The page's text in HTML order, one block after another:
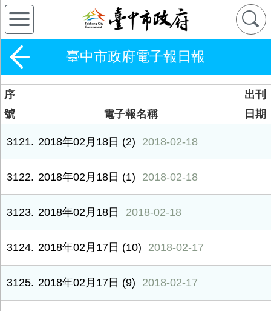
臺中市政府電子報日報
序
號
電子報名稱
出刊
日期
3121 2018年02月18日 (2) 2018-02-18
3122 2018年02月18日 (1) 2018-02-18
3123 2018年02月18日 2018-02-18
3124 2018年02月17日 (10) 2018-02-17
3125 2018年02月17日 (9) 2018-02-17